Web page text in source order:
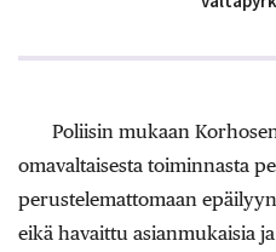
Poliisin mukaan
omavaltaisesta toiminnasta
perustelemattomaan
eikä havaittu asianmukaisia